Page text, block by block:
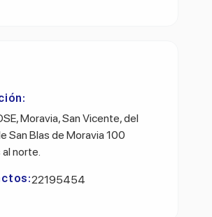
Moravia, San Vicente, del
San Blas de Moravia 100
norte.
22195454